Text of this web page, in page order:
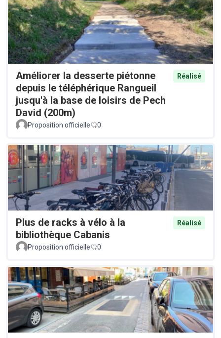
Améliorer la desserte piétonne
depuis le téléphérique Rangueil
jusqu'à la base de loisirs de Pech
David (200m)
Réalisé
Proposition officielle 0
Plus de racks à vélo à la
bibliothèque Cabanis
Réalisé
Proposition officielle 0